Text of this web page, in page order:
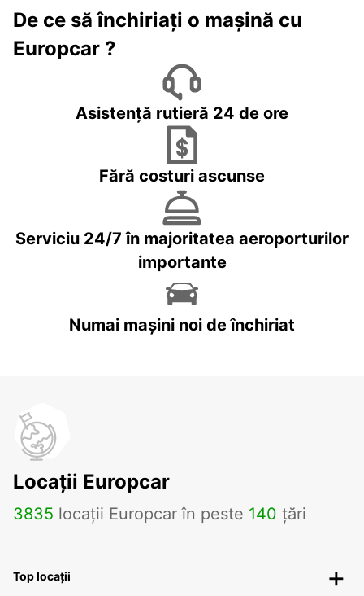
De ce să închiriați o mașină cu
Europcar ?
Asistență rutieră 24 de ore
Fără costuri ascunse
Serviciu 24/7 în majoritatea aeroporturilor
importante
Numai mașini noi de închiriat
Locații Europcar
3835 locații Europcar în peste 140 țări
Top locații